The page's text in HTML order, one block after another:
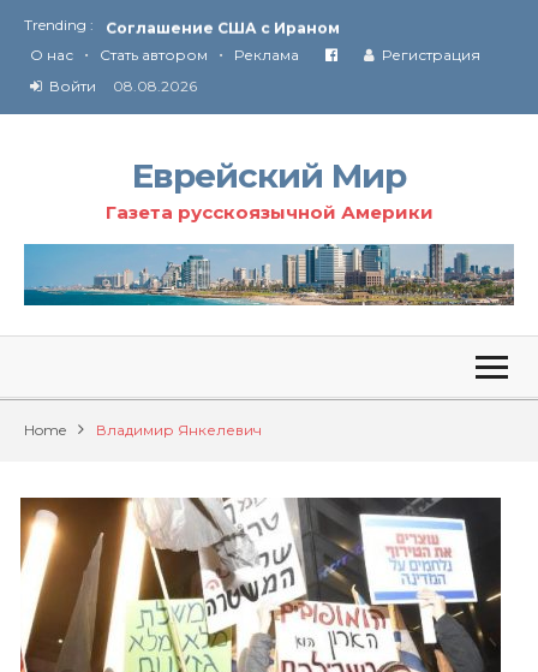
Trending :
Соглашение США с Ираном
Технология Революции в Иране
О нас • Стать автором • Реклама
Регистрация
Войти
08.08.2026
Еврейский Мир
Газета русскоязычной Америки
Home Владимир Янкелевич